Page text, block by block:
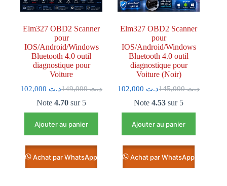
Elm327 OBD2 Scanner
pour
IOS/Android/Windows
Bluetooth 4.0 outil
diagnostique pour
Voiture
د.ت149,000 د.ت
Note4.70 sur 5
Ajouter au panier
Achat par WhatsApp
Elm327 OBD2 Scanner
pour
IOS/Android/Windows
Bluetooth 4.0 outil
diagnostique pour
Voiture (Noir)
د.ت145,000 د.ت
Note4.53 sur 5
Ajouter au panier
Achat par WhatsApp